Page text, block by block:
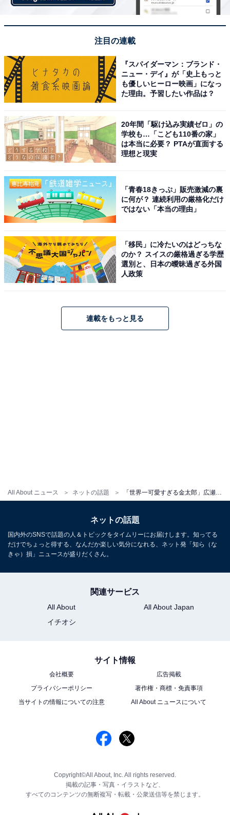
All About ニュース ネットの話題
注目の連載
『スパイダーマン：ブランド・
ニュー・デイ』が「史上もっと
も優しいヒーロー映画」になっ
た理由。予習したい作品は？
20年間「駆け込み実績ゼロ」の
学校も…「こども110番の家」
は本当に必要？ PTAが直面する
理想と現実
「青春18きっぷ」販売激減の裏
に何が？ 連続利用の厳格化だけ
ではない「本当の理由」
「移民」に冷たいのはどっちな
のか？ スイスの厳格過ぎる学歴
選別と、日本の曖昧過ぎる外国
人政策
連載をもっと見る
ネットの話題
国内外のSNSで話題の人＆トピックをタイムリーにお届けします。知ってる
だけでちょっと得する、なんだか楽しい気分になれる、ネット発「知ら（な
きゃ）損」ニュースが盛りだくさん。
関連サービス
All About
All About Japan
イチオシ
サイト情報
会社概要
広告掲載
プライバシーポリシー
著作権・商標・免責事項
当サイトの情報についての注意
All About ニュースについて
Copyright©All About, Inc. All rights reserved.
掲載の記事・写真・イラストなど、
すべてのコンテンツの無断複写・転載・公衆送信等を禁じます。